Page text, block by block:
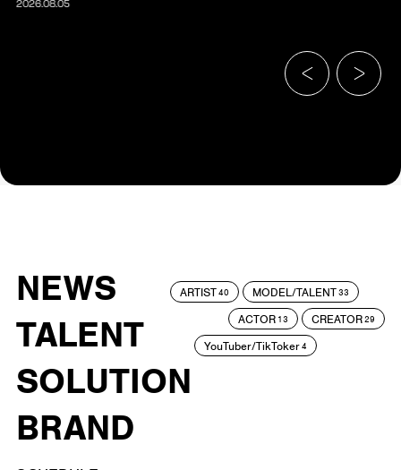
2026.08.05
NEWS
TALENT
SOLUTION
BRAND
ARTIST40 MODEL/TALENT33
ACTOR 13 CREATOR29
YouTuber/TikToker4